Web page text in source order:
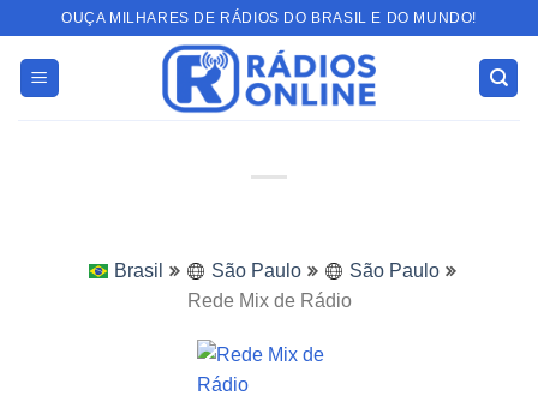
content
OUÇA MILHARES DE RÁDIOS DO BRASIL E DO MUNDO!
Brasil São Paulo
São Paulo
Rede Mix de Rádio